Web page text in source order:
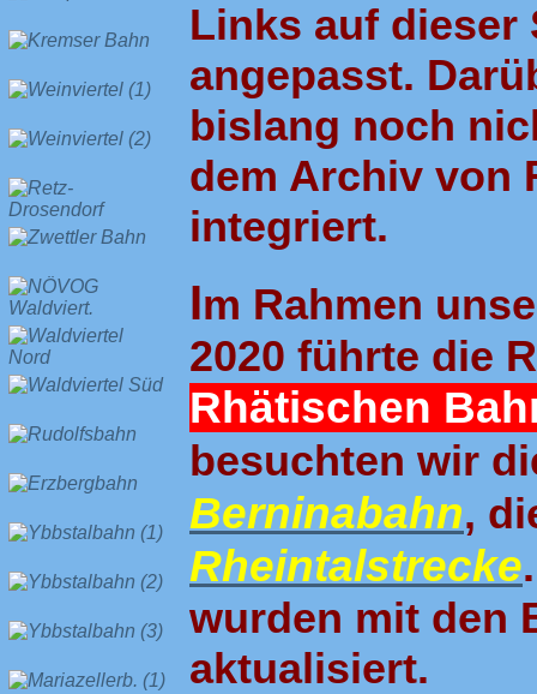
Links auf dieser
angepasst.
bislang noch
dem Archiv von
integriert.
Im Rahmen
2020 führte die
Rhätischen
besuchten wir
Berninabahn,
Rheintalstrecke
wurden mit den
aktualisiert.